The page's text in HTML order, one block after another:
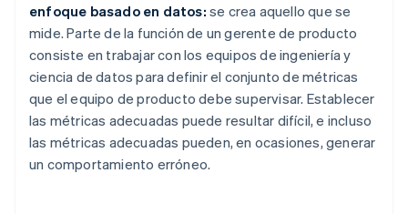
enfoque basado en datos: se crea aquello que se
mide. Parte de la función de un gerente de producto
consiste en trabajar con los equipos de ingeniería y
ciencia de datos para definir el conjunto de métricas
que el equipo de producto debe supervisar. Establecer
las métricas adecuadas puede resultar difícil, e incluso
las métricas adecuadas pueden, en ocasiones, generar
un comportamiento erróneo.